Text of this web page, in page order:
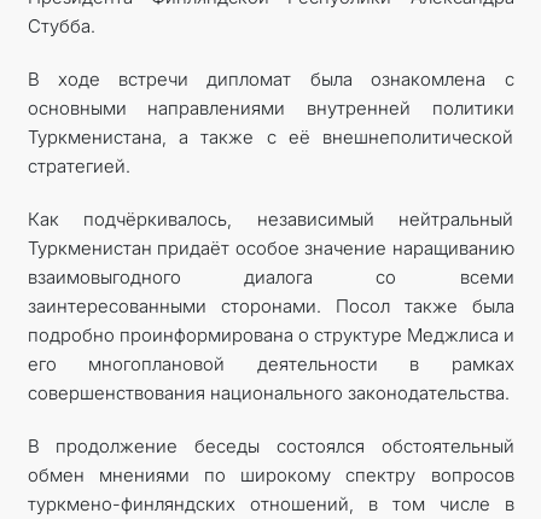
Стубба.
В ходе встречи дипломат была ознакомлена с
основными направлениями внутренней политики
Туркменистана, а также с её внешнеполитической
стратегией.
Как подчёркивалось, независимый нейтральный
Туркменистан придаёт особое значение наращиванию
взаимовыгодного диалога со всеми
заинтересованными сторонами. Посол также была
подробно проинформирована о структуре Меджлиса и
его многоплановой деятельности в рамках
совершенствования национального законодательства.
В продолжение беседы состоялся обстоятельный
обмен мнениями по широкому спектру вопросов
туркмено-финляндских отношений, в том числе в